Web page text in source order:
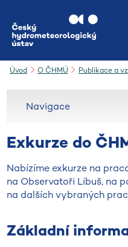
Úvod O ČHMÚ Publikace a
Exkurze do
Nabízíme exkurze na
na Observatoři Libuš, na
na dalších vybraných
Základní
Navigace